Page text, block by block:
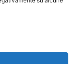
alla Quinta